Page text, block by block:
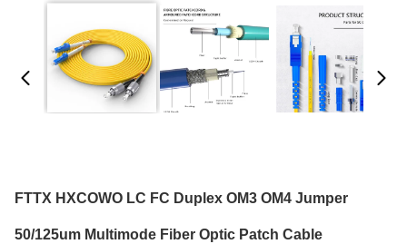
FTTX HXCOWO LC FC Duplex OM3 OM4 Jumper
50/125um Multimode Fiber Optic Patch Cable